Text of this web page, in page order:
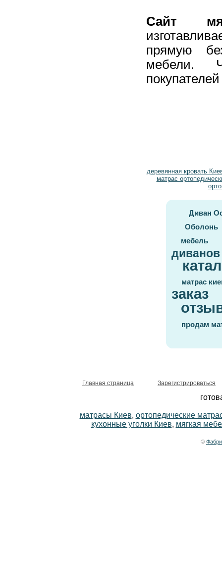
Сайт
прямую
мебели.
деревянная кровать
матрас
Диван
Оболонь
мебель
диванов
матрас
заказ
продам
Главная страница Зарегистрироваться
матрасы Киев, ортопедические
кухонные уголки Киев, мягкая
©